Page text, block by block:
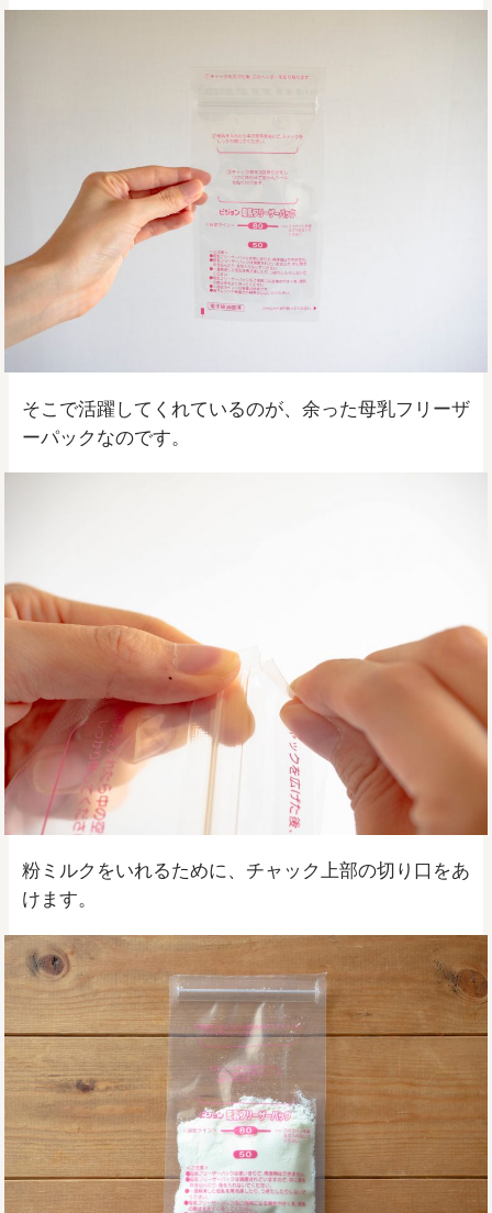
そこで活躍してくれているのが、余った母乳フリーザ
ーパックなのです。
粉ミルクをいれるために、チャック上部の切り口をあ
けます。